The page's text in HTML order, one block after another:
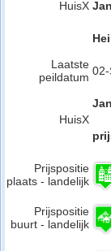
HuisX
Laatste
peildatum
HuisX
Prijspositie
plaats - landelijk
Prijspositie
buurt - landelijk